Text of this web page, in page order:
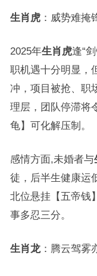
生肖虎：威势难掩
2025年生肖虎逢“
职机遇十分明显，
冲，项目被抢、职
理层，团队停滞将
龟】可化解压制。
感情方面,未婚者与
徒，后半生健康运
北位悬挂【五帝钱
事多忍三分。
生肖龙：腾云驾雾